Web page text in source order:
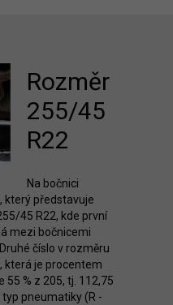
Rozměr
255/45
R22
Na bočnici
který představuje
45 R22, kde první
mezi bočnicemi
číslo v rozměru
která je procentem
55 % z 205, tj. 112,75
pneumatiky (R -